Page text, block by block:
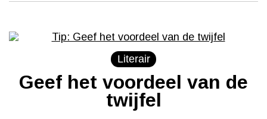
Literair
Geef het voordeel van de
twijfel